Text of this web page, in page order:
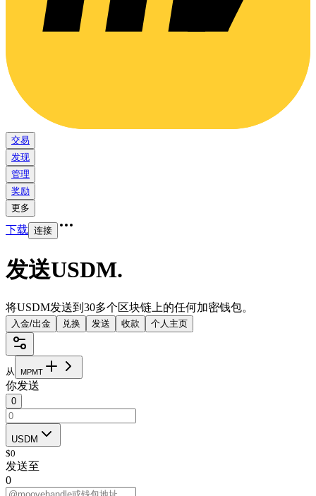
交易
发现
管理
奖励
更多
下载 连接
发送USDM.
将USDM发送到30多个区块链上的任何加密钱包。
入金/出金 兑换 发送 收款 个人主页
从 MPMT
你发送
0
USDM
$0
发送至
0